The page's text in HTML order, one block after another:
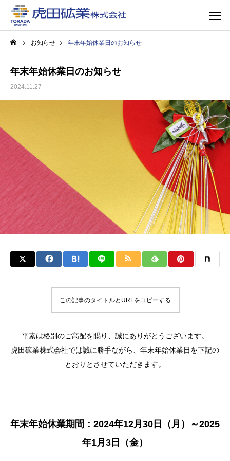
お知らせ 年末年始休業日のお知らせ
年末年始休業日のお知らせ
2024.11.27
この記事のタイトルとURLをコピーする
平素は格別のご高配を賜り、誠にありがとうございます。
虎田砿業株式会社では誠に勝手ながら、年末年始休業日を下記の
とおりとさせていただきます。
年末年始休業期間：2024年12月30日（月）～2025
年1月3日（金）